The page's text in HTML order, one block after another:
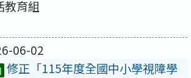
教育組
06-02
修正「115年度全國中小學視障學